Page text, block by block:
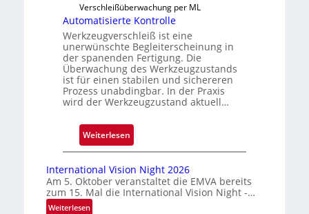
s
i
g
e
D
r
u
m
r
k
Verschleißüberwachung per ML
Automatisierte Kontrolle
Werkzeugverschleiß ist eine
unerwünschte Begleiterscheinung in
der spanenden Fertigung. Die
Überwachung des Werkzeugzustands
ist für einen stabilen und sichereren
Prozess unabdingbar. In der Praxis
wird der Werkzeugzustand aktuell…
Weiterlesen
A
t
o
International Vision Night 2026
Am 5. Oktober veranstaltet die EMVA bereits
zum 15. Mal die International Vision Night -…
Weiterlesen: